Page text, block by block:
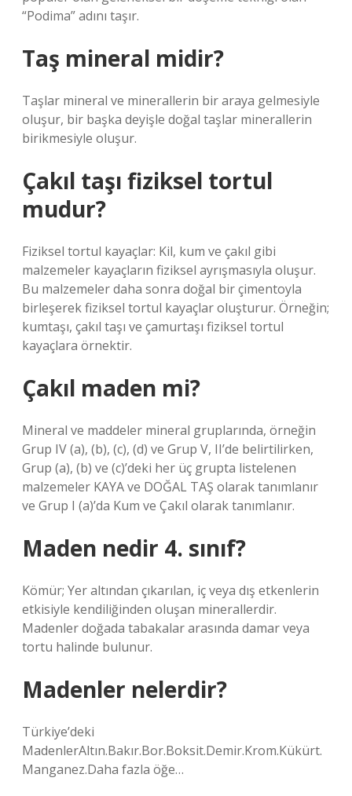
“Podima” adını taşır.
Taş mineral midir?
Taşlar mineral ve minerallerin bir araya gelmesiyle
oluşur, bir başka deyişle doğal taşlar minerallerin
birikmesiyle oluşur.
Çakıl taşı fiziksel tortul
mudur?
Fiziksel tortul kayaçlar: Kil, kum ve çakıl gibi
malzemeler kayaçların fiziksel ayrışmasıyla oluşur.
Bu malzemeler daha sonra doğal bir çimentoyla
birleşerek fiziksel tortul kayaçlar oluşturur. Örneğin;
kumtaşı, çakıl taşı ve çamurtaşı fiziksel tortul
kayaçlara örnektir.
Çakıl maden mi?
Mineral ve maddeler mineral gruplarında, örneğin
Grup IV (a), (b), (c), (d) ve Grup V, II’de belirtilirken,
Grup (a), (b) ve (c)’deki her üç grupta listelenen
malzemeler KAYA ve DOĞAL TAŞ olarak tanımlanır
ve Grup I (a)’da Kum ve Çakıl olarak tanımlanır.
Maden nedir 4. sınıf?
Kömür; Yer altından çıkarılan, iç veya dış etkenlerin
etkisiyle kendiliğinden oluşan minerallerdir.
Madenler doğada tabakalar arasında damar veya
tortu halinde bulunur.
Madenler nelerdir?
Türkiye’deki
MadenlerAltın.Bakır.Bor.Boksit.Demir.Krom.Kükürt.
Manganez.Daha fazla öğe…